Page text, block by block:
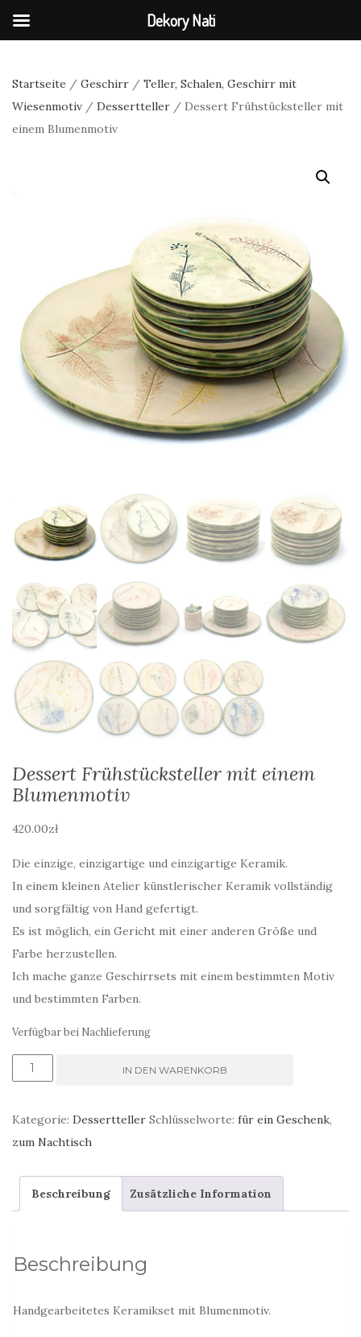
Startseite / Geschirr / Teller, Schalen, Geschirr mit
Wiesenmotiv / Dessertteller / Dessert Frühstücksteller mit
einem Blumenmotiv
Dessert Frühstücksteller mit einem
Blumenmotiv
420.00zł
Die einzige, einzigartige und einzigartige Keramik.
In einem kleinen Atelier künstlerischer Keramik vollständig
und sorgfältig von Hand gefertigt.
Es ist möglich, ein Gericht mit einer anderen Größe und
Farbe herzustellen.
Ich mache ganze Geschirrsets mit einem bestimmten Motiv
und bestimmten Farben.
Verfügbar bei Nachlieferung
Dessert
Menge
IN DEN WARENKORB
Kategorie: Dessertteller Schlüsselworte: für ein Geschenk,
zum Nachtisch
Beschreibung Zusätzliche Information
Beschreibung
Handgearbeitetes Keramikset mit Blumenmotiv.
Dekory Nati